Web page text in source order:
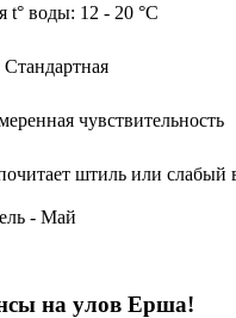
t° воды: 12 - 20 °C
Стандартная
чувствительность
штиль или слабый
- Май
на улов Ерша!